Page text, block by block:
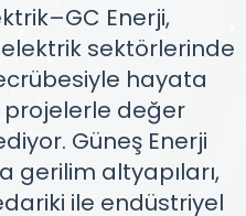
Enerji,
sektörlerinde
hayata
projelerle değer
Güneş Enerji
gerilim altyapıları,
ile endüstriyel